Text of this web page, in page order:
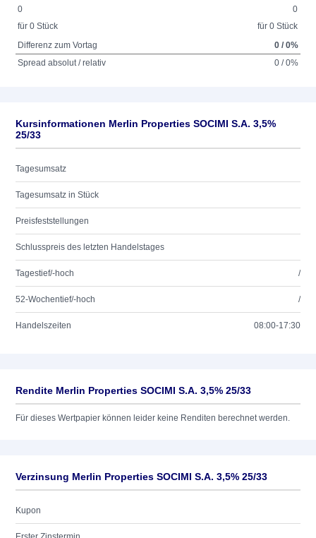
0
für 0 Stück
0
für 0 Stück
Differenz zum Vortag
0 / 0%
Spread absolut / relativ
0 / 0%
Kursinformationen Merlin Properties SOCIMI S.A. 3,5%
25/33
Tagesumsatz
Tagesumsatz in Stück
Preisfeststellungen
Schlusspreis des letzten Handelstages
Tagestief/-hoch /
52-Wochentief/-hoch /
Handelszeiten 08:00-17:30
Rendite Merlin Properties SOCIMI S.A. 3,5% 25/33
Für dieses Wertpapier können leider keine Renditen berechnet werden.
Verzinsung Merlin Properties SOCIMI S.A. 3,5% 25/33
Kupon